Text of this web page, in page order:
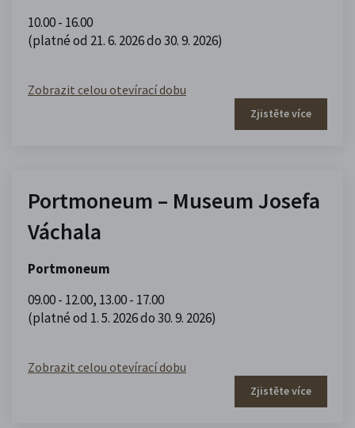
10.00 - 16.00
(platné od 21. 6. 2026 do 30. 9. 2026)
Zobrazit celou otevírací dobu
Zjistěte více
Portmoneum – Museum Josefa
Váchala
Portmoneum
09.00 - 12.00, 13.00 - 17.00
(platné od 1. 5. 2026 do 30. 9. 2026)
Zobrazit celou otevírací dobu
Zjistěte více